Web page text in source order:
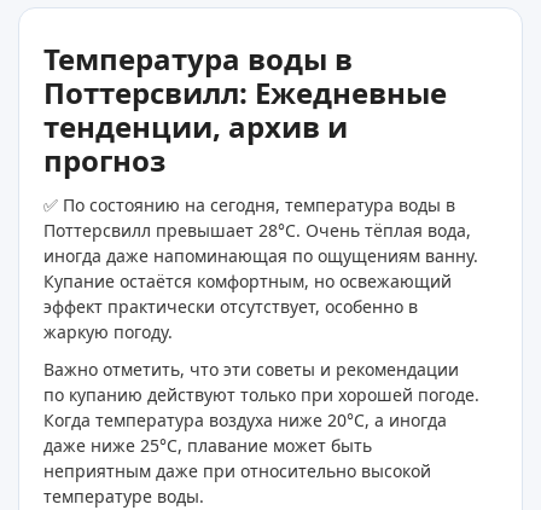
Температура воды в
Поттерсвилл: Ежедневные
тенденции, архив и
прогноз
✅ По состоянию на сегодня, температура воды в
Поттерсвилл превышает 28°C. Очень тёплая вода,
иногда даже напоминающая по ощущениям ванну.
Купание остаётся комфортным, но освежающий
эффект практически отсутствует, особенно в
жаркую погоду.
Важно отметить, что эти советы и рекомендации
по купанию действуют только при хорошей погоде.
Когда температура воздуха ниже 20°C, а иногда
даже ниже 25°C, плавание может быть
неприятным даже при относительно высокой
температуре воды.